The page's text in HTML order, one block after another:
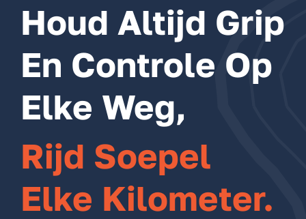
Houd Altijd Grip
En Controle Op
Elke Weg,
Rijd Soepel
Elke Kilometer.